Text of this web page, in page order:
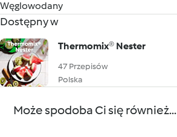
Węglowodany
Dostępny w
Thermomix® Nester
47 Przepisów
Polska
Może spodoba Ci się również...